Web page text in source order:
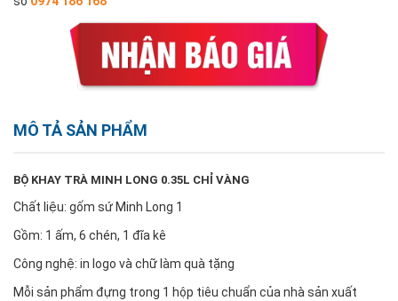
MÔ TẢ SẢN PHẨM
BỘ KHAY TRÀ MINH LONG 0.35L CHỈ VÀNG
Chất liệu: gốm sứ Minh Long 1
Gồm: 1 ấm, 6 chén, 1 đĩa kê
Công nghệ: in logo và chữ làm quà tặng
Mỗi sản phẩm đựng trong 1 hộp tiêu chuẩn của nhà sản xuất